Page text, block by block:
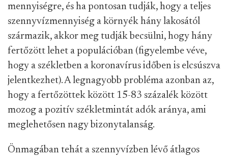
mennyiségre, és ha pontosan tudják, hogy a teljes
szennyvízmennyiség a környék hány lakosától
származik, akkor meg tudják becsülni, hogy hány
fertőzött lehet a populációban (figyelembe véve,
hogy a székletben a koronavírus időben is elcsúszva
jelentkezhet). A legnagyobb probléma azonban az,
hogy a fertőzöttek között 15-83 százalék között
mozog a pozitív székletmintát adók aránya, ami
meglehetősen nagy bizonytalanság.
Önmagában tehát a szennyvízben lévő átlagos